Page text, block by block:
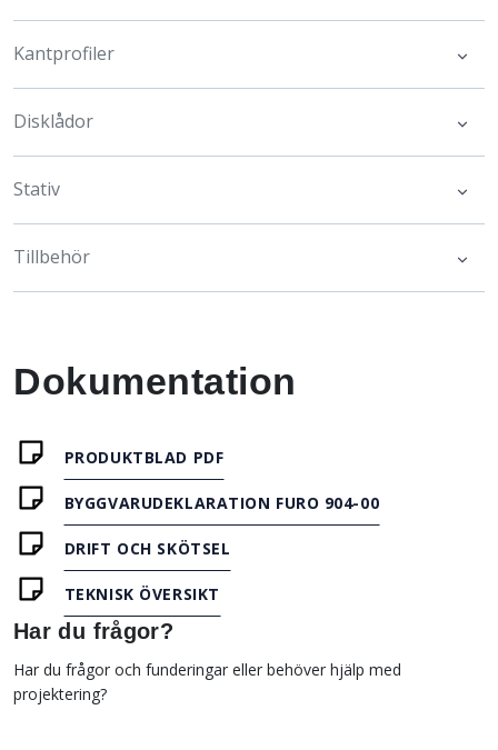
Kantprofiler
Disklådor
Stativ
Tillbehör
Dokumentation
PRODUKTBLAD PDF
BYGGVARUDEKLARATION FURO 904-00
DRIFT OCH SKÖTSEL
TEKNISK ÖVERSIKT
Har du frågor?
Har du frågor och funderingar eller behöver hjälp med
projektering?